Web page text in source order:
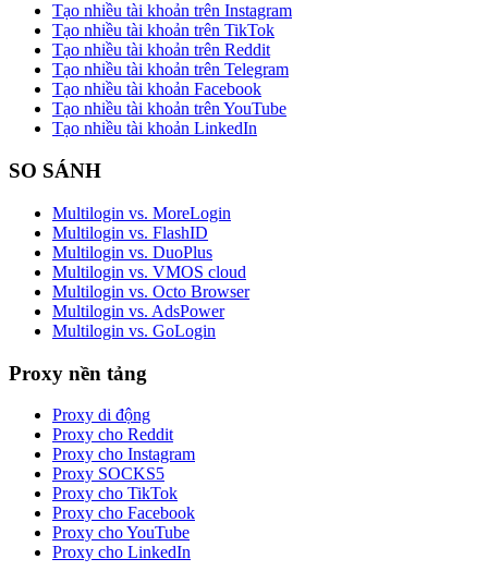
Tạo nhiều tài khoản trên Instagram
Tạo nhiều tài khoản trên TikTok
Tạo nhiều tài khoản trên Reddit
Tạo nhiều tài khoản trên Telegram
Tạo nhiều tài khoản Facebook
Tạo nhiều tài khoản trên YouTube
Tạo nhiều tài khoản LinkedIn
SO SÁNH
Multilogin vs. MoreLogin
Multilogin vs. FlashID
Multilogin vs. DuoPlus
Multilogin vs. VMOS cloud
Multilogin vs. Octo Browser
Multilogin vs. AdsPower
Multilogin vs. GoLogin
Proxy nền tảng
Proxy di động
Proxy cho Reddit
Proxy cho Instagram
Proxy SOCKS5
Proxy cho TikTok
Proxy cho Facebook
Proxy cho YouTube
Proxy cho LinkedIn